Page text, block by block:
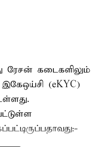
ரேசன் கடைகளிலும்
(eKYC)